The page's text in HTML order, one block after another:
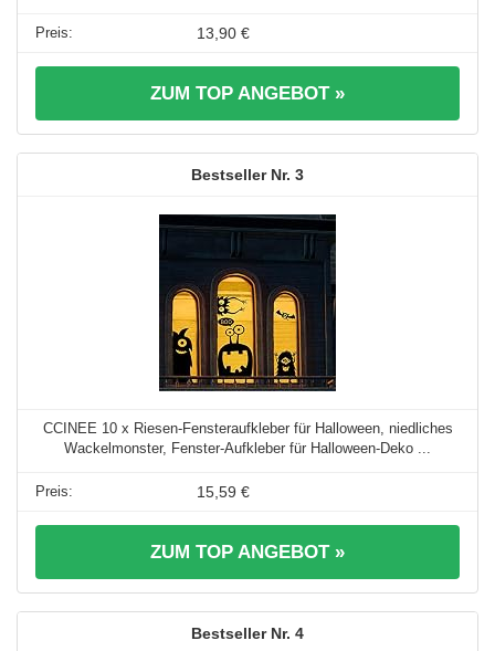
13,90 €
ZUM TOP ANGEBOT »
3
CCINEE 10 x Riesen-Fensteraufkleber für Halloween, niedliches
Wackelmonster, Fenster-Aufkleber für Halloween-Deko ...
15,59 €
ZUM TOP ANGEBOT »
4